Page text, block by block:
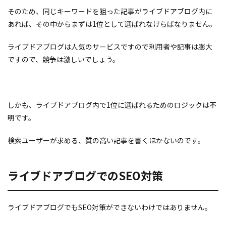
そのため、同じキーワードを狙った記事がライブドアブログ内に
あれば、その中からまずは1位として選ばれなけらばなりません。
ライブドアブログは人気のサービスですので利用者や記事は膨大
ですので、競争は激しいでしょう。
しかも、ライブドアブログ内で1位に選ばれるためのロジックは不
明です。
検索ユーザーが求める、質の高い記事を書くほかないのです。
ライブドアブログでのSEO対策
ライブドアブログでもSEO対策ができないわけではありません。